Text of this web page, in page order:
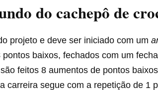
do cachepô de
projeto e deve ser iniciado com um
baixos, fechados com um
feitos 8 aumentos de pontos
carreira segue com a repetição de 1